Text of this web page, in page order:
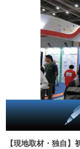
【現地取材・独自